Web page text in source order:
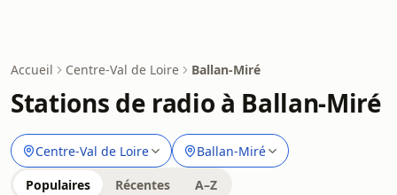
Accueil Centre-Val de Loire Ballan-Miré
Stations de radio à Ballan-Miré
Centre-Val de Loire Ballan-Miré
Populaires Récentes A–Z